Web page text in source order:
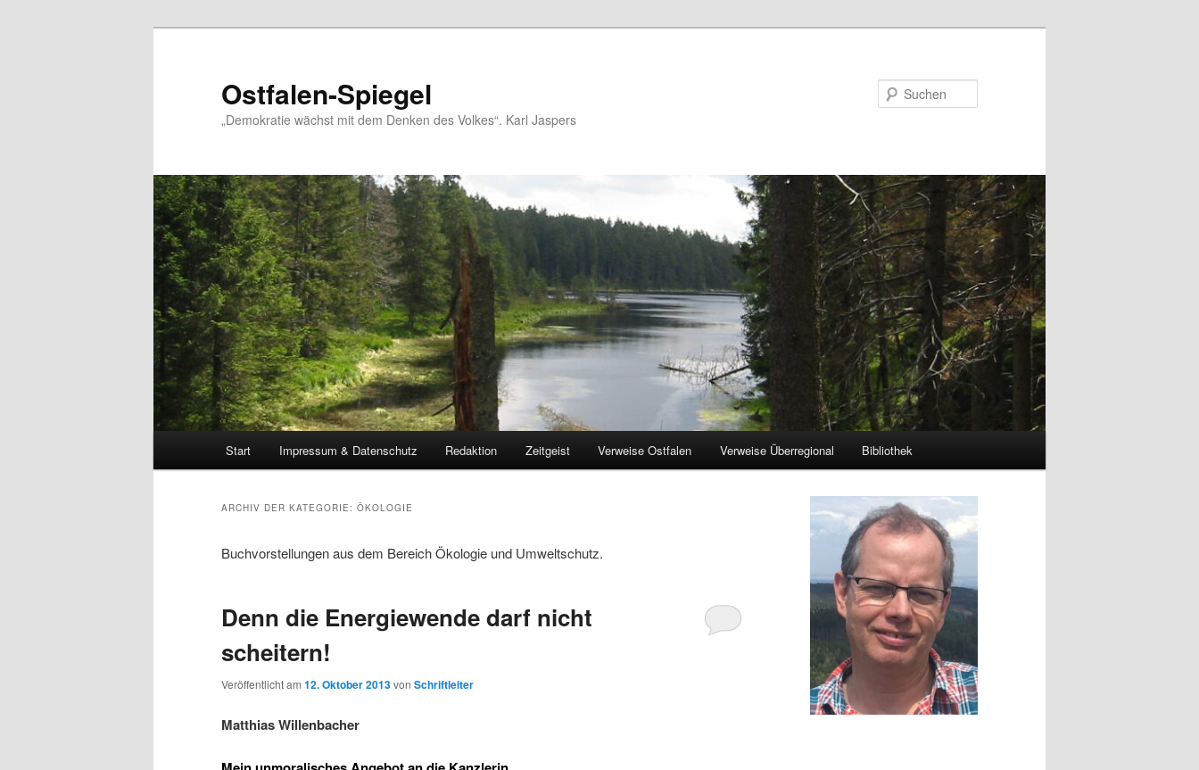
Ostfalen-Spiegel
„Demokratie wächst mit dem Denken des Volkes“. Karl Jaspers
Start Impressum & Datenschutz Redaktion Zeitgeist Verweise Ostfalen Verweise Überregional Bibliothek
ARCHIV DER KATEGORIE: ÖKOLOGIE
Buchvorstellungen aus dem Bereich Ökologie und Umweltschutz.
Denn die Energiewende darf nicht
scheitern!
Veröffentlicht am 12. Oktober 2013von Schriftleiter
Matthias Willenbacher